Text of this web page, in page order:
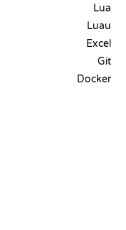
Lua
Luau
Excel
Git
Docker